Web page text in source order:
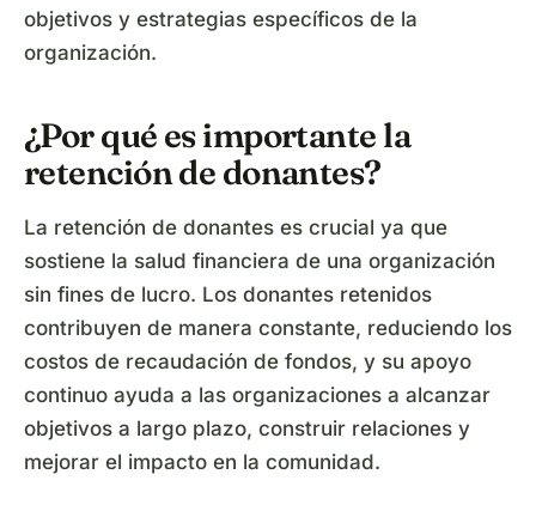
objetivos y estrategias específicos de la
organización.
¿Por qué es importante la
retención de donantes?
La retención de donantes es crucial ya que
sostiene la salud financiera de una organización
sin fines de lucro. Los donantes retenidos
contribuyen de manera constante, reduciendo los
costos de recaudación de fondos, y su apoyo
continuo ayuda a las organizaciones a alcanzar
objetivos a largo plazo, construir relaciones y
mejorar el impacto en la comunidad.